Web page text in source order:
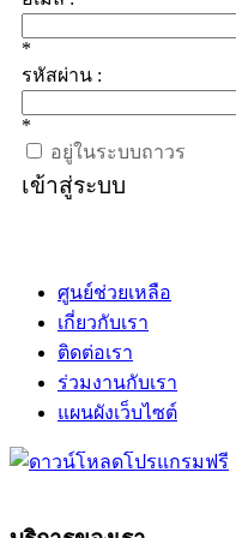
*
รหัสผ่าน :
*
อยู่ในระบบถาวร
เข้าสู่ระบบ
ศูนย์ช่วยเหลือ
เกี่ยวกับเรา
ติดต่อเรา
ร่วมงานกับเรา
แผนผังเว็บไซต์